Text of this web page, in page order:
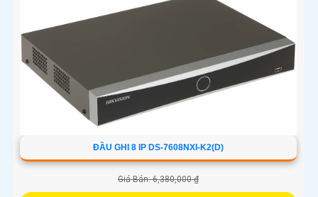
ĐẦU GHI 8 IP DS-7608NXI-K2(D)
Giá Bán: 6,380,000 ₫